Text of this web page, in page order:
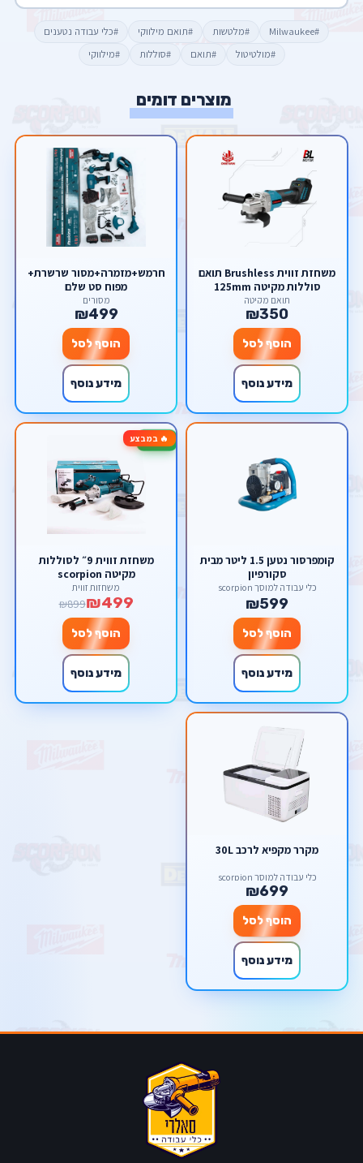
#Milwaukee #מלטשות #תואם מילווקי
#כלי עבודה נטענים
#מולטיטול
#תואם #סוללות #מילווקי
מוצרים דומים
משחזת זווית Brushless תואם
סוללות מקיטה 125mm
תואם מקיטה
₪350
הוסף לסל
מידע נוסף
חרמש+מזמרה+מסור שרשרת+
מפוח סט שלם
מסורים
₪499
הוסף לסל
מידע נוסף
קומפרסור נטען 1.5 ליטר מבית
סקורפיון
כלי עבודה למוסך scorpion
₪599
הוסף לסל
מידע נוסף
🔥 במבצע-44%
משחזת זווית 9״ לסוללות
מקיטה scorpion
משחזות זווית
₪499
₪899
הוסף לסל
מידע נוסף
מקרר מקפיא לרכב 30L
כלי עבודה למוסך scorpion
₪699
הוסף לסל
מידע נוסף